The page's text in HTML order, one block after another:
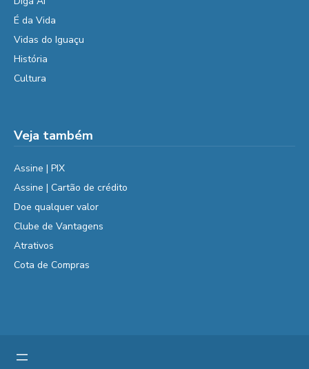
É da Vida
Vidas do Iguaçu
História
Cultura
Veja também
Assine | PIX
Assine | Cartão de crédito
Doe qualquer valor
Clube de Vantagens
Atrativos
Cota de Compras